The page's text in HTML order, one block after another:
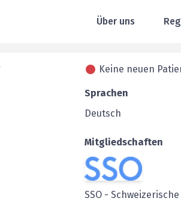
Über uns
Keine neuen
Sprachen
Deutsch
Mitgliedschaften
SSO -